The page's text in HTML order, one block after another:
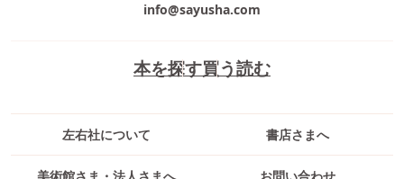
本を探す買う読む
左右社について 書店さまへ
info@sayusha.com